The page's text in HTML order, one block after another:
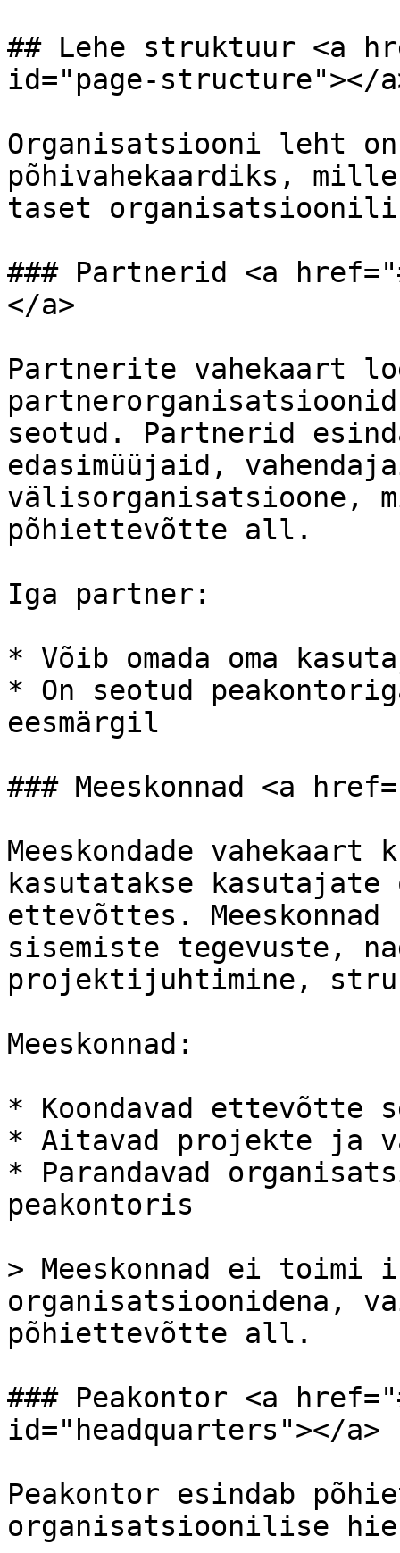
## Lehe struktuur <a
id="page-structure"></
Organisatsiooni leht
põhivahekaardiks,
taset
### Partnerid <a
</a>
Partnerite vahekaart
seotud. Partnerid
edasimüüjaid,
välisorganisatsioone,
põhiettevõtte all.
Iga partner:
* Võib omada oma
* On seotud
eesmärgil
### Meeskonnad <a
Meeskondade vahekaart
kasutatakse
ettevõttes.
sisemiste tegevuste,
projektijuhtimine,
Meeskonnad:
* Koondavad ettevõtte
* Aitavad projekte ja
* Parandavad
peakontoris
> Meeskonnad ei toimi
organisatsioonidena,
põhiettevõtte all.
### Peakontor <a
id="headquarters"></a>
Peakontor esindab
organisatsioonilise